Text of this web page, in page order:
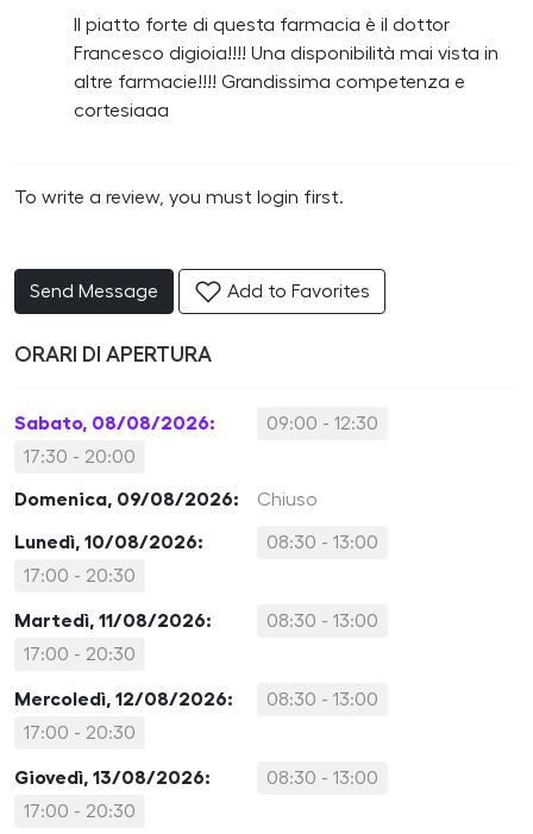
Il piatto forte di questa farmacia è il dottor
Francesco digioia!!!! Una disponibilità mai vista in
altre farmacie!!!! Grandissima competenza e
cortesiaaa
To write a review, you must login first.
Send Message Add to Favorites
ORARI DI APERTURA
Sabato, 08/08/2026:
09:00 - 12:30
17:30 - 20:00
Domenica, 09/08/2026: Chiuso
Lunedì, 10/08/2026:
08:30 - 13:00
17:00 - 20:30
Martedì, 11/08/2026:
08:30 - 13:00
17:00 - 20:30
Mercoledì, 12/08/2026:
08:30 - 13:00
17:00 - 20:30
Giovedì, 13/08/2026:
08:30 - 13:00
17:00 - 20:30